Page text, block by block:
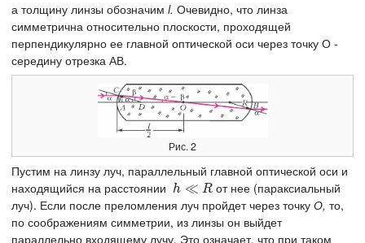
а толщину линзы обозначим l. Очевидно, что линза
симметрична относительно плоскости, проходящей
перпендикулярно ее главной оптической оси через точку О -
середину отрезка АВ.
Рис. 2
Пустим на линзу луч, параллельный главной оптической оси и
находящийся на расстоянии h ≪ R
h≪R
от нее (параксиальный
луч). Если после преломления луч пройдет через точку О, то,
по соображениям симметрии, из линзы он выйдет
параллельно входящему лучу. Это означает, что при таком